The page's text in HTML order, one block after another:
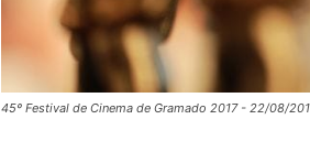
45º Festival de Cinema de Gramado 2017 - 22/08/